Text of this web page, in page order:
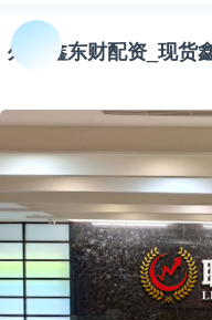
外汇鑫东财配资_现货